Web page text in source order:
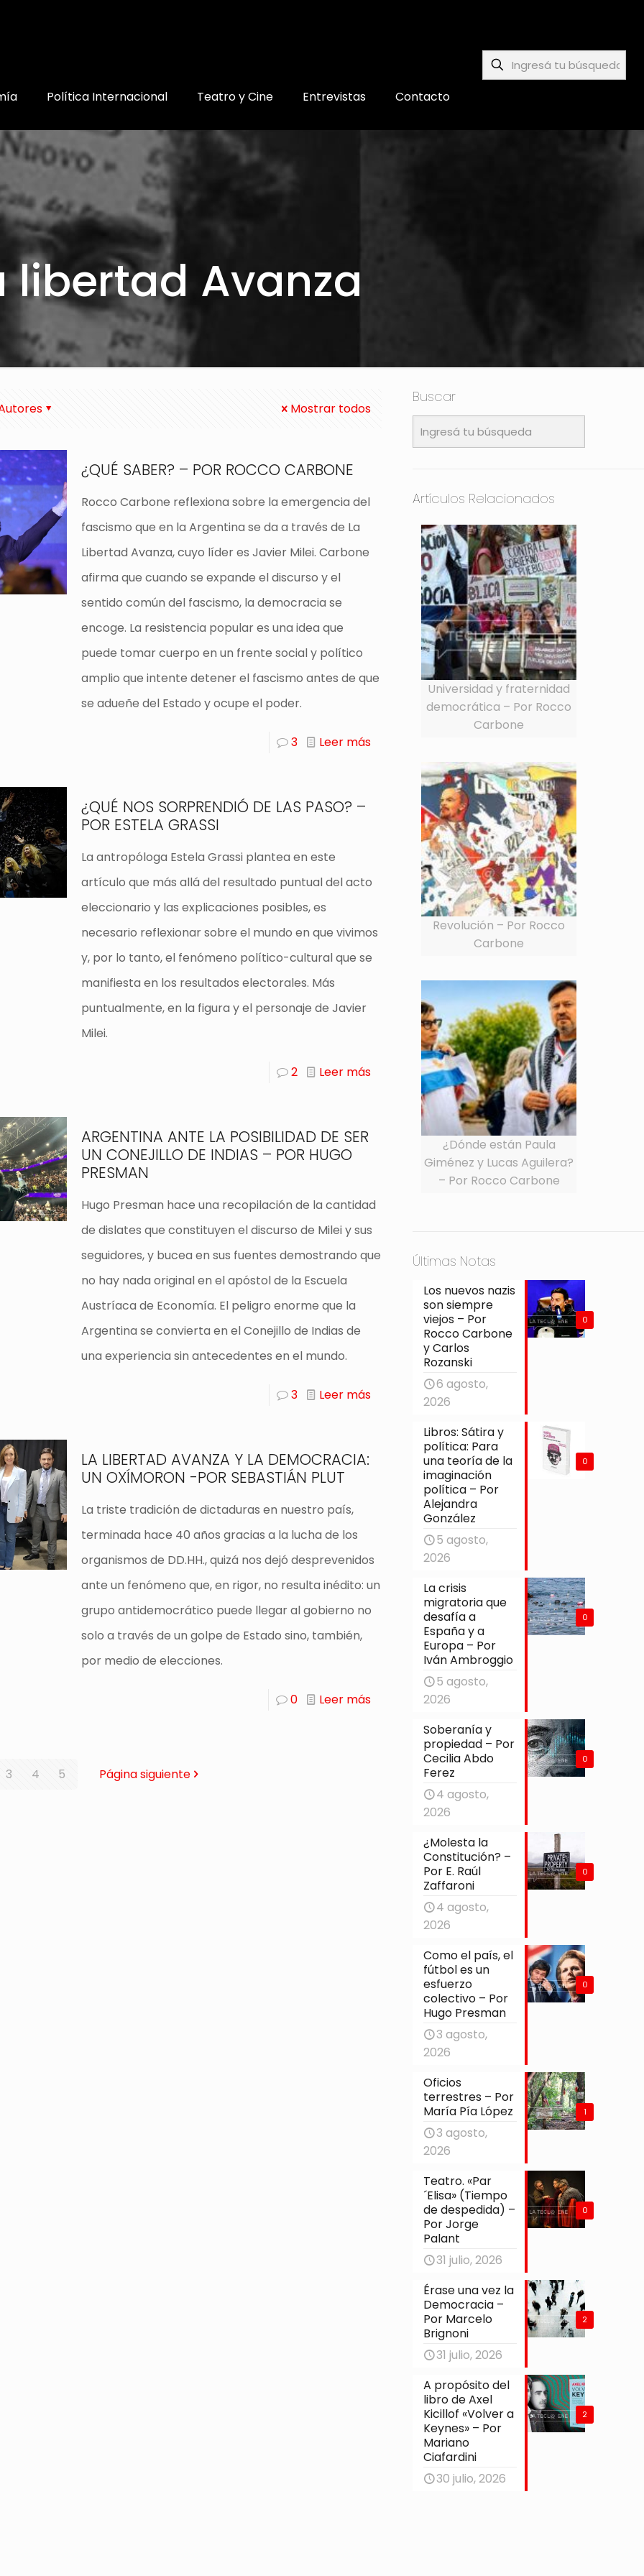
Política Internacional Teatro y Cine Entrevistas Contacto
libertad Avanza
Mostrar todos
¿QUÉ SABER? – POR ROCCO CARBONE
Rocco Carbone reflexiona sobre la emergencia del
fascismo que en la Argentina se da a través de La
Libertad Avanza, cuyo líder es Javier Milei. Carbone
afirma que cuando se expande el discurso y el
sentido común del fascismo, la democracia se
encoge. La resistencia popular es una idea que
puede tomar cuerpo en un frente social y político
amplio que intente detener el fascismo antes de que
se adueñe del Estado y ocupe el poder.
3 Leer más
¿QUÉ NOS SORPRENDIÓ DE LAS PASO? –
POR ESTELA GRASSI
La antropóloga Estela Grassi plantea en este
artículo que más allá del resultado puntual del acto
eleccionario y las explicaciones posibles, es
necesario reflexionar sobre el mundo en que vivimos
y, por lo tanto, el fenómeno político-cultural que se
manifiesta en los resultados electorales. Más
puntualmente, en la figura y el personaje de Javier
Milei.
2 Leer más
ARGENTINA ANTE LA POSIBILIDAD DE SER
UN CONEJILLO DE INDIAS – POR HUGO
PRESMAN
Hugo Presman hace una recopilación de la cantidad
de dislates que constituyen el discurso de Milei y sus
seguidores, y bucea en sus fuentes demostrando que
no hay nada original en el apóstol de la Escuela
Austríaca de Economía. El peligro enorme que la
Argentina se convierta en el Conejillo de Indias de
una experiencia sin antecedentes en el mundo.
3 Leer más
LA LIBERTAD AVANZA Y LA DEMOCRACIA:
UN OXÍMORON -POR SEBASTIÁN PLUT
La triste tradición de dictaduras en nuestro país,
terminada hace 40 años gracias a la lucha de los
organismos de DD.HH., quizá nos dejó desprevenidos
ante un fenómeno que, en rigor, no resulta inédito: un
grupo antidemocrático puede llegar al gobierno no
solo a través de un golpe de Estado sino, también,
por medio de elecciones.
0 Leer más
3 4 5 Página siguiente
Buscar
Artículos Relacionados
Universidad y fraternidad
democrática – Por Rocco
Carbone
Revolución – Por Rocco
Carbone
¿Dónde están Paula
Giménez y Lucas Aguilera?
– Por Rocco Carbone
Últimas Notas
0
Los nuevos nazis
son siempre
viejos – Por
Rocco Carbone
y Carlos
Rozanski
6 agosto,
2026
0
Libros: Sátira y
política: Para
una teoría de la
imaginación
política – Por
Alejandra
González
5 agosto,
2026
0
La crisis
migratoria que
desafía a
España y a
Europa – Por
Iván Ambroggio
5 agosto,
2026
0
Soberanía y
propiedad – Por
Cecilia Abdo
Ferez
4 agosto,
2026
0
¿Molesta la
Constitución? –
Por E. Raúl
Zaffaroni
4 agosto,
2026
0
Como el país, el
fútbol es un
esfuerzo
colectivo – Por
Hugo Presman
3 agosto,
2026
1
Oficios
terrestres – Por
María Pía López
3 agosto,
2026
0
Teatro. «Par
´Elisa» (Tiempo
de despedida) –
Por Jorge
Palant
31 julio, 2026
2
Érase una vez la
Democracia –
Por Marcelo
Brignoni
31 julio, 2026
2
A propósito del
libro de Axel
Kicillof «Volver a
Keynes» – Por
Mariano
Ciafardini
30 julio, 2026